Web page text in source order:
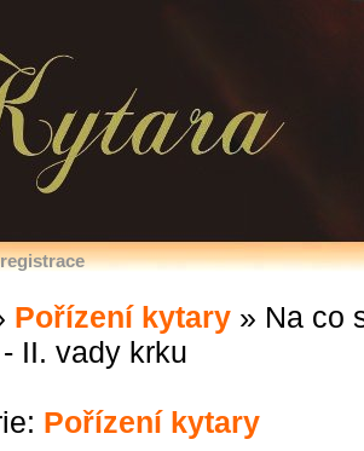
registrace
Pořízení kytary » Na co
II. vady krku
Pořízení kytary